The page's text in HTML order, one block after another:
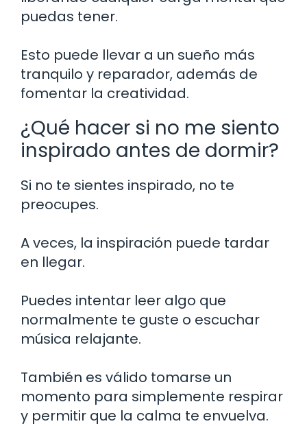
puedas tener.
Esto puede llevar a un sueño más
tranquilo y reparador, además de
fomentar la creatividad.
¿Qué hacer si no me siento
inspirado antes de dormir?
Si no te sientes inspirado, no te
preocupes.
A veces, la inspiración puede tardar
en llegar.
Puedes intentar leer algo que
normalmente te guste o escuchar
música relajante.
También es válido tomarse un
momento para simplemente respirar
y permitir que la calma te envuelva.